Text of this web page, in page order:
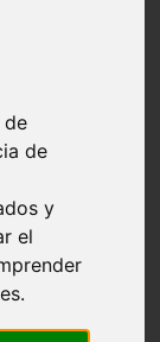
de
de
y
el